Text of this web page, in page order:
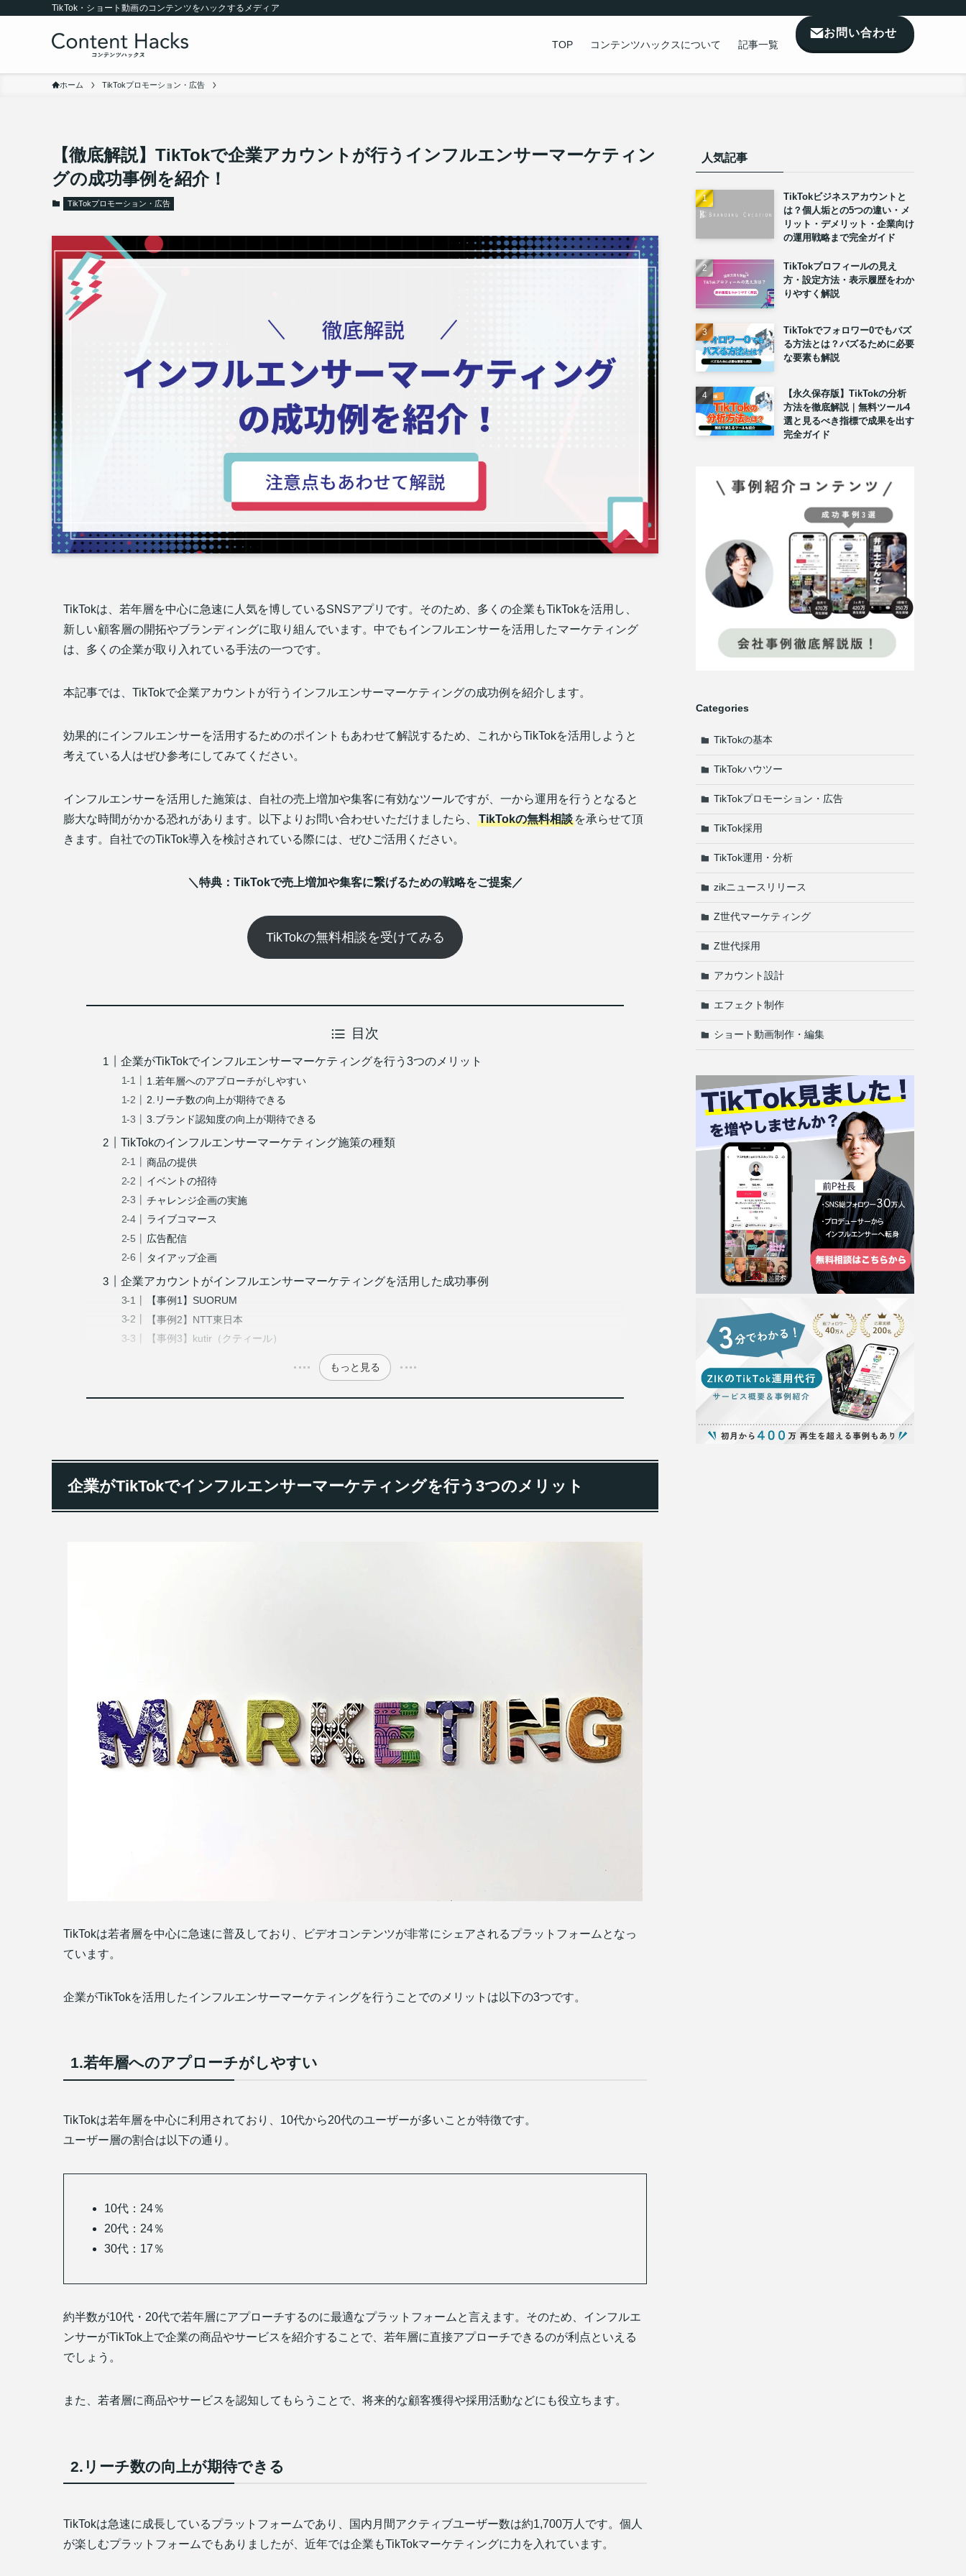
TikTok・ショート動画のコンテンツをハックするメディア
TOP コンテンツハックスについて 記事一覧
お問い合わせ
ホーム TikTokプロモーション・広告
【徹底解説】TikTokで企業アカウントが行うインフルエンサーマーケティン
グの成功事例を紹介！
TikTokプロモーション・広告
TikTokは、若年層を中心に急速に人気を博しているSNSアプリです。そのため、多くの企業もTikTokを活用し、
新しい顧客層の開拓やブランディングに取り組んでいます。中でもインフルエンサーを活用したマーケティング
は、多くの企業が取り入れている手法の一つです。
本記事では、TikTokで企業アカウントが行うインフルエンサーマーケティングの成功例を紹介します。
効果的にインフルエンサーを活用するためのポイントもあわせて解説するため、これからTikTokを活用しようと
考えている人はぜひ参考にしてみてください。
インフルエンサーを活用した施策は、自社の売上増加や集客に有効なツールですが、一から運用を行うとなると
膨大な時間がかかる恐れがあります。以下よりお問い合わせいただけましたら、
TikTokの無料相談 を承らせて頂
きます。自社でのTikTok導入を検討されている際には、ぜひご活用ください。
＼特典：TikTokで売上増加や集客に繋げるための戦略をご提案／
TikTokの無料相談を受けてみる
目次
企業がTikTokでインフルエンサーマーケティングを行う3つのメリット
1.若年層へのアプローチがしやすい
2.リーチ数の向上が期待できる
3.ブランド認知度の向上が期待できる
TikTokのインフルエンサーマーケティング施策の種類
商品の提供
イベントの招待
チャレンジ企画の実施
ライブコマース
広告配信
タイアップ企画
企業アカウントがインフルエンサーマーケティングを活用した成功事例
【事例1】SUORUM
【事例2】NTT東日本
【事例3】kutir（クティール）
もっと見る
企業がTikTokでインフルエンサーマーケティングを行う3つのメリット
TikTokは若者層を中心に急速に普及しており、ビデオコンテンツが非常にシェアされるプラットフォームとなっ
ています。
企業がTikTokを活用したインフルエンサーマーケティングを行うことでのメリットは以下の3つです。
1.若年層へのアプローチがしやすい
TikTokは若年層を中心に利用されており、10代から20代のユーザーが多いことが特徴です。
ユーザー層の割合は以下の通り。
10代：24％
20代：24％
30代：17％
約半数が10代・20代で若年層にアプローチするのに最適なプラットフォームと言えます。そのため、インフルエ
ンサーがTikTok上で企業の商品やサービスを紹介することで、若年層に直接アプローチできるのが利点といえる
でしょう。
また、若者層に商品やサービスを認知してもらうことで、将来的な顧客獲得や採用活動などにも役立ちます。
2.リーチ数の向上が期待できる
TikTokは急速に成長しているプラットフォームであり、国内月間アクティブユーザー数は約1,700万人です。個人
が楽しむプラットフォームでもありましたが、近年では企業もTikTokマーケティングに力を入れています。
人気記事
TikTokビジネスアカウントと
は？個人垢との5つの違い・メ
リット・デメリット・企業向け
の運用戦略まで完全ガイド
TikTokプロフィールの見え
方・設定方法・表示履歴をわか
りやすく解説
TikTokでフォロワー0でもバズ
る方法とは？バズるために必要
な要素も解説
【永久保存版】TikTokの分析
方法を徹底解説｜無料ツール4
選と見るべき指標で成果を出す
完全ガイド
Categories
TikTokの基本
TikTokハウツー
TikTokプロモーション・広告
TikTok採用
TikTok運用・分析
zikニュースリリース
Z世代マーケティング
Z世代採用
アカウント設計
エフェクト制作
ショート動画制作・編集